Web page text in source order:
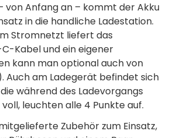
von Anfang an – kommt der Akku
in die handliche Ladestation.
Stromnetzt liefert das
Kabel und ein eigener
kann man optional auch von
Auch am Ladegerät befindet sich
während des Ladevorgangs
leuchten alle 4 Punkte auf.
Zubehör zum Einsatz,